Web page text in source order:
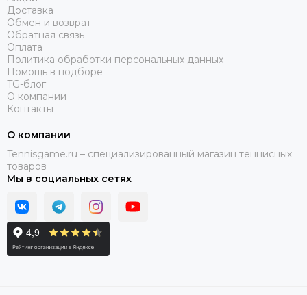
Доставка
Обмен и возврат
Обратная связь
Оплата
Политика обработки персональных данных
Помощь в подборе
TG-блог
О компании
Контакты
О компании
Tennisgame.ru – специализированный магазин теннисных
товаров
Мы в социальных сетях